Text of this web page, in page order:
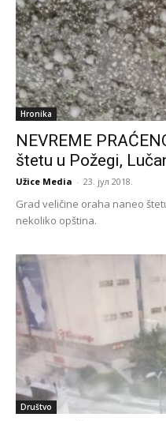
Hronika
NEVREME
štetu u Požegi,
Užice Media - 23. јул 2018.
Grad veličine oraha naneo
nekoliko opština.
Društvo